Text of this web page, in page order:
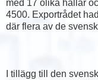
med 17 olika hallar
4500. Exportrådet
där flera av de
I tillägg till den